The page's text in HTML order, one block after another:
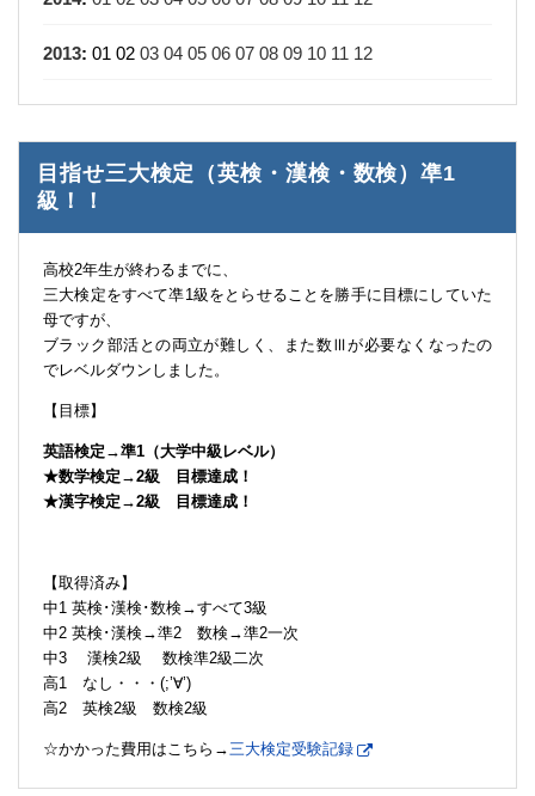
2013: 01 02 03 04 05 06 07 08 09 10 11 12
目指せ三大検定（英検・漢検・数検）凖1
級！！
高校2年生が終わるまでに、
三大検定をすべて凖1級をとらせることを勝手に目標にしていた
母ですが、
ブラック部活との両立が難しく、また数Ⅲが必要なくなったの
でレベルダウンしました。
【目標】
英語検定→準1（大学中級レベル）
★数学検定→2級 目標達成！
★漢字検定→2級 目標達成！
【取得済み】
中1 英検･漢検･数検→すべて3級
中2 英検･漢検→準2 数検→準2一次
中3 漢検2級 数検準2級二次
高1 なし・・・(;’∀’)
高2 英検2級 数検2級
☆かかった費用はこちら→三大検定受験記録